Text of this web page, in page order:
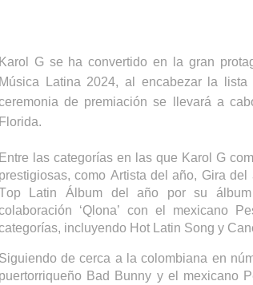
Karol G se ha convertido en la gran
Música Latina 2024, al encabezar la
de premiación se llevará a
Florida.
Entre las categorías en las que Karol
G
prestigiosas, como Artista del año, Gira
Latin Álbumdel año por su álbum
‘Qlona’ con el mexicano
incluyendo Hot Latin Song y
Siguiendo de cerca a la colombiana en
puertorriqueño Bad Bunny y el mexicano